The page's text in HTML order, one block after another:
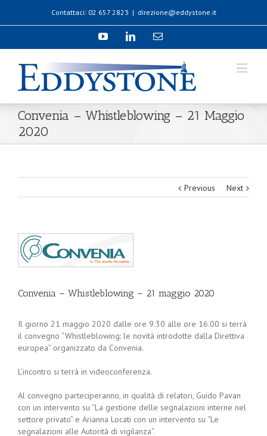
Contattaci: 02 657 2823 | direzione@eddystone.it
Convenia – Whistleblowing – 21 Maggio
2020
Previous Next
Convenia – Whistleblowing – 21 maggio 2020
Il giorno 21 maggio 2020 dalle ore 9.30 alle ore 16.00 si terrà
il convegno “Whistleblowing: le novità introdotte dalla Direttiva
europea” organizzato da Convenia.
L’incontro si terrà in videoconferenza.
Al convegno parteciperanno, in qualità di relatori, Guido Pavan
con un intervento su “La gestione delle segnalazioni interne nel
settore privato” e Arianna Locati con un intervento su “Le
segnalazioni alle Autorità di vigilanza“.